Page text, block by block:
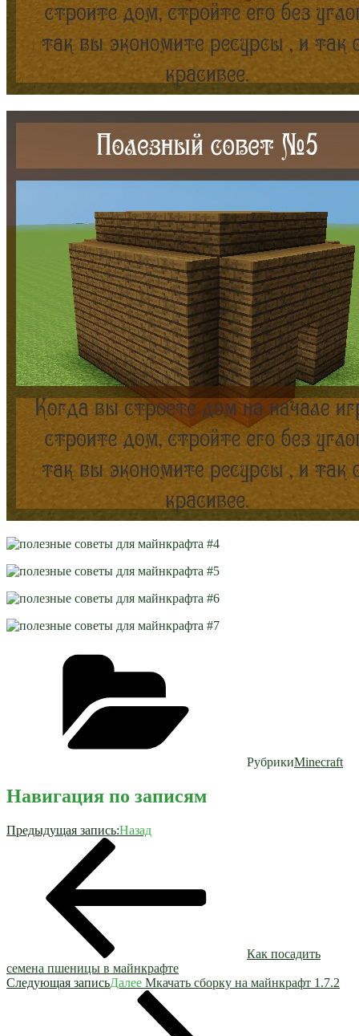
РубрикиMinecraft
Навигация по записям
Предыдущая запись:Назад
Как посадить
семена пшеницы в майнкрафте
Следующая записьДалее Мкачать сборку на майнкрафт 1.7.2